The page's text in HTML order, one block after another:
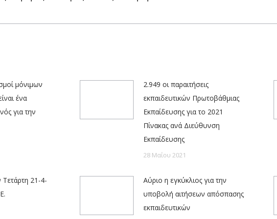
μόνιμων
ένα
για την
2.949 οι παραιτήσεις
εκπαιδευτικών Πρωτοβάθμιας
Εκπαίδευσης για το 2021
Πίνακας ανά Διεύθυνση
Εκπαίδευσης
28 Μαΐου 2021
Τετάρτη 21-4-
Αύριο η εγκύκλιος για την
υποβολή αιτήσεων απόσπασης
εκπαιδευτικών